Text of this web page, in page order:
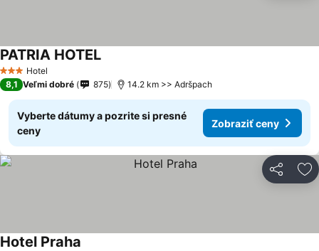
3 Počet hviezdičiek
Hotel
PATRIA HOTEL
8,1 Veľmi dobré 875 14.2 km >> Adršpach
Vyberte dátumy a pozrite si presné
ceny
Zobraziť ceny
Zdieľať
Hotel Praha